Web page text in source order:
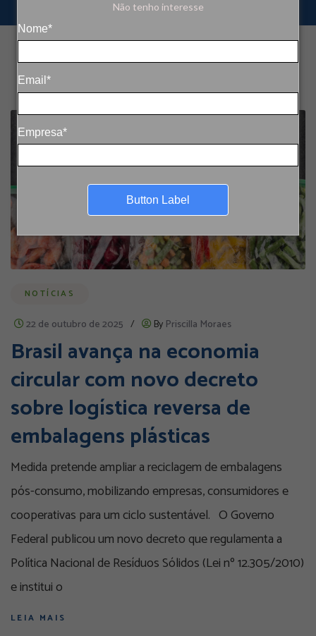
Não tenho interesse
Nome*
Email*
Empresa*
Button Label
NOTÍCIAS
22 de outubro de 2025 / By Priscilla Moraes
Brasil avança na economia
circular com novo decreto
sobre logística reversa de
embalagens plásticas
Medida pretende ampliar a reciclagem de embalagens
pós-consumo, mobilizando empresas, consumidores e
cooperativas para um ciclo sustentável. O Governo
Federal publicou um novo decreto que regulamenta a
Política Nacional de Resíduos Sólidos (Lei nº 12.305/2010)
e institui o
LEIA MAIS